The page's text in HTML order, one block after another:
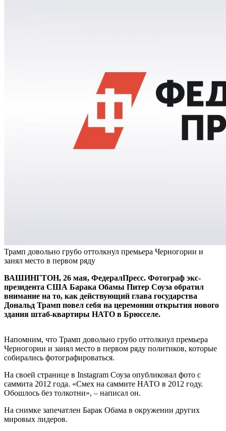
Трамп довольно грубо оттолкнул премьера Черногории и
занял место в первом ряду
ВАШИНГТОН, 26 мая, ФедералПресс. Фотограф экс-
президента США Барака Обамы Питер Соуза обратил
внимание на то, как действующий глава государства
Дональд Трамп повел себя на церемонии открытия нового
здания штаб-квартиры НАТО в Брюсселе.
Напомним, что Трамп довольно грубо оттолкнул премьера
Черногории и занял место в первом ряду политиков, которые
собирались фотографироваться.
На своей странице в Instagram Соуза опубликовал фото с
саммита 2012 года. «Смех на саммите НАТО в 2012 году.
Обошлось без толкотни», – написал он.
На снимке запечатлен Барак Обама в окружении других
мировых лидеров.